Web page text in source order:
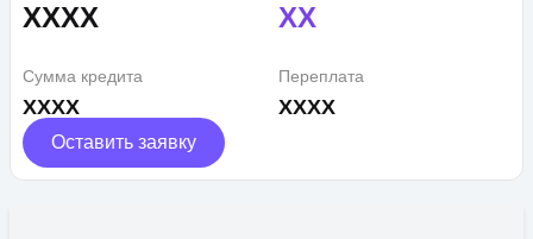
XXXX XX
Сумма кредита
XXXX
Переплата
XXXX
Оставить заявку